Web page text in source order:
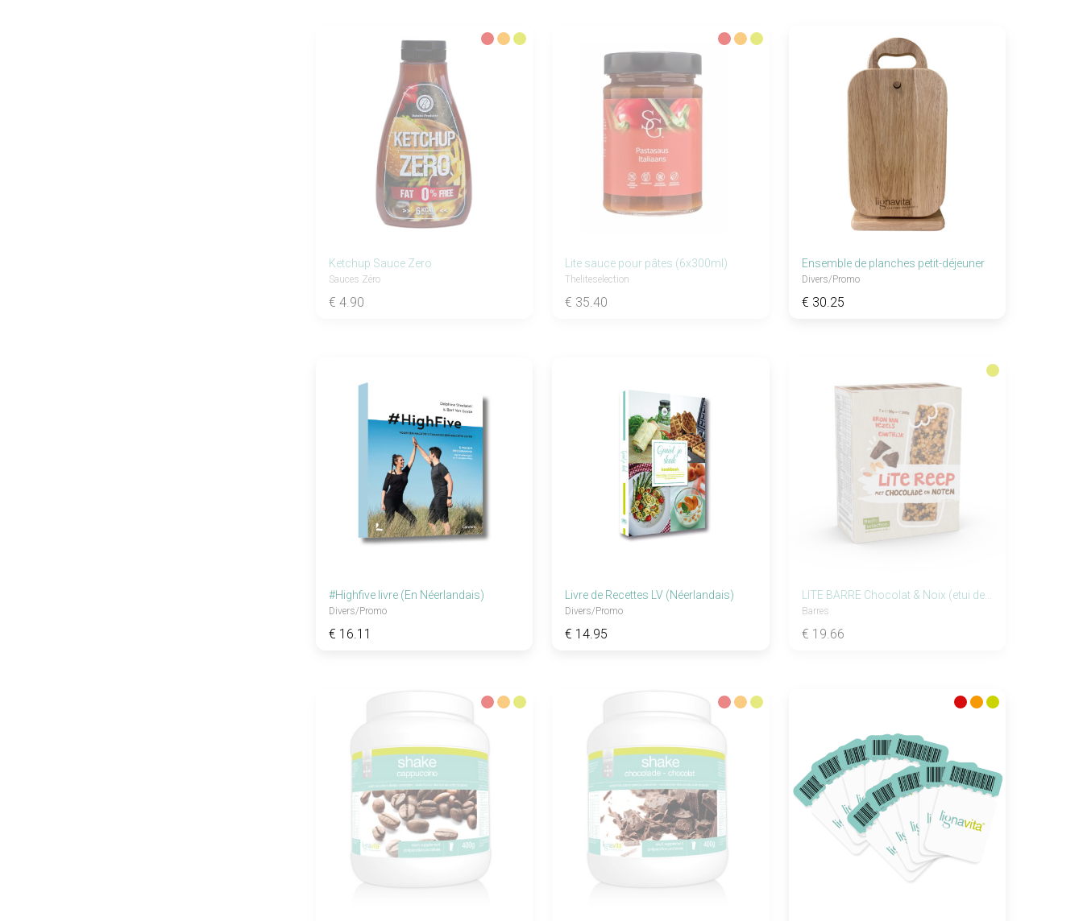
Ketchup Sauce Zero
Sauces Zéro
€ 4.90
Lite sauce pour pâtes (6x300ml)
Theliteselection
€ 35.40
Ensemble de planches petit-déjeuner
Divers/promo
€ 30.25
#Highfive livre (En Néerlandais)
Divers/promo
€ 16.11
Livre de Recettes LV (Néerlandais)
Divers/promo
€ 14.95
LITE BARRE Chocolat & Noix (etui de 7)
Barres
€ 19.66